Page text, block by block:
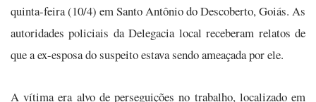
quinta-feira (10/4) em Santo Antônio do Descoberto, Goiás. As
autoridades policiais da Delegacia local receberam relatos de
que a ex-esposa do suspeito estava sendo ameaçada por ele.
A vítima era alvo de perseguições no trabalho, localizado em